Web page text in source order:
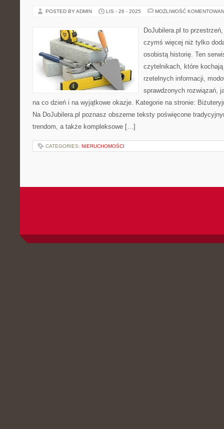
POSTED BY ADMIN LIS - 26 - 2025 MOŻLIWOŚĆ
DoJubilera.pl to
czymś więcej niż tylko
osobistą historię. Ten
czytelnikach, które
rzetelnych informacji,
sprawdzonych rozwiązań,
na co dzień i na wyjątkowe okazje. Kategorie na stronie:
Na DoJubilera.pl poznasz obszerne teksty poświęcone
trendom, a także kompleksowe […]
CATEGORIES: NIERUCHOMOŚCI